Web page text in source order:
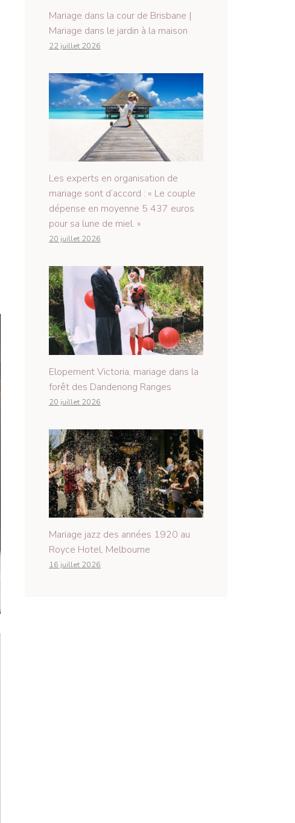
Mariage dans la cour de Brisbane |
Mariage dans le jardin à la maison
22 juillet 2026
Les experts en organisation de
mariage sont d’accord : « Le couple
dépense en moyenne 5 437 euros
pour sa lune de miel. »
20 juillet 2026
Elopement Victoria, mariage dans la
forêt des Dandenong Ranges
20 juillet 2026
Mariage jazz des années 1920 au
Royce Hotel, Melbourne
16 juillet 2026